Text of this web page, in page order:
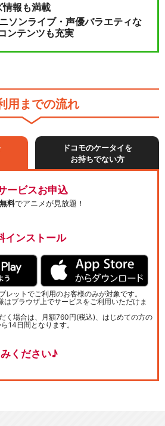
情報も満載
ソンライブ・声優バラエティな
ンテンツも充実
用までの流れ
ドコモのケータイを
お持ちでない方
ービスお申込
料でアニメが見放題！
インストール
レットでご利用のお客様のみが対象です。
はブラウザ上でサービスをご利用いただけま
く場合は、月額760円(税込)、はじめての方の
14日間となります。
ください♪